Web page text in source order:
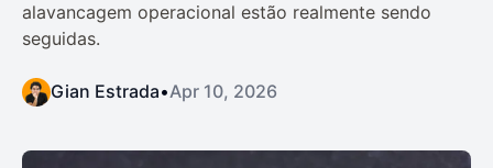
alavancagem operacional estão realmente sendo
seguidas.
Gian Estrada•Apr 10, 2026